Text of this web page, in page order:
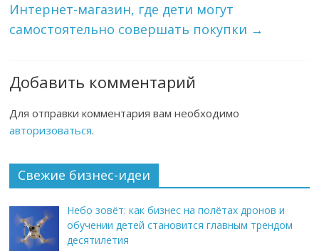
Интернет-магазин, где дети могут
самостоятельно совершать покупки →
Добавить комментарий
Для отправки комментария вам необходимо
авторизоваться.
Свежие бизнес-идеи
Небо зовёт: как бизнес на полётах дронов и
обучении детей становится главным трендом
десятилетия